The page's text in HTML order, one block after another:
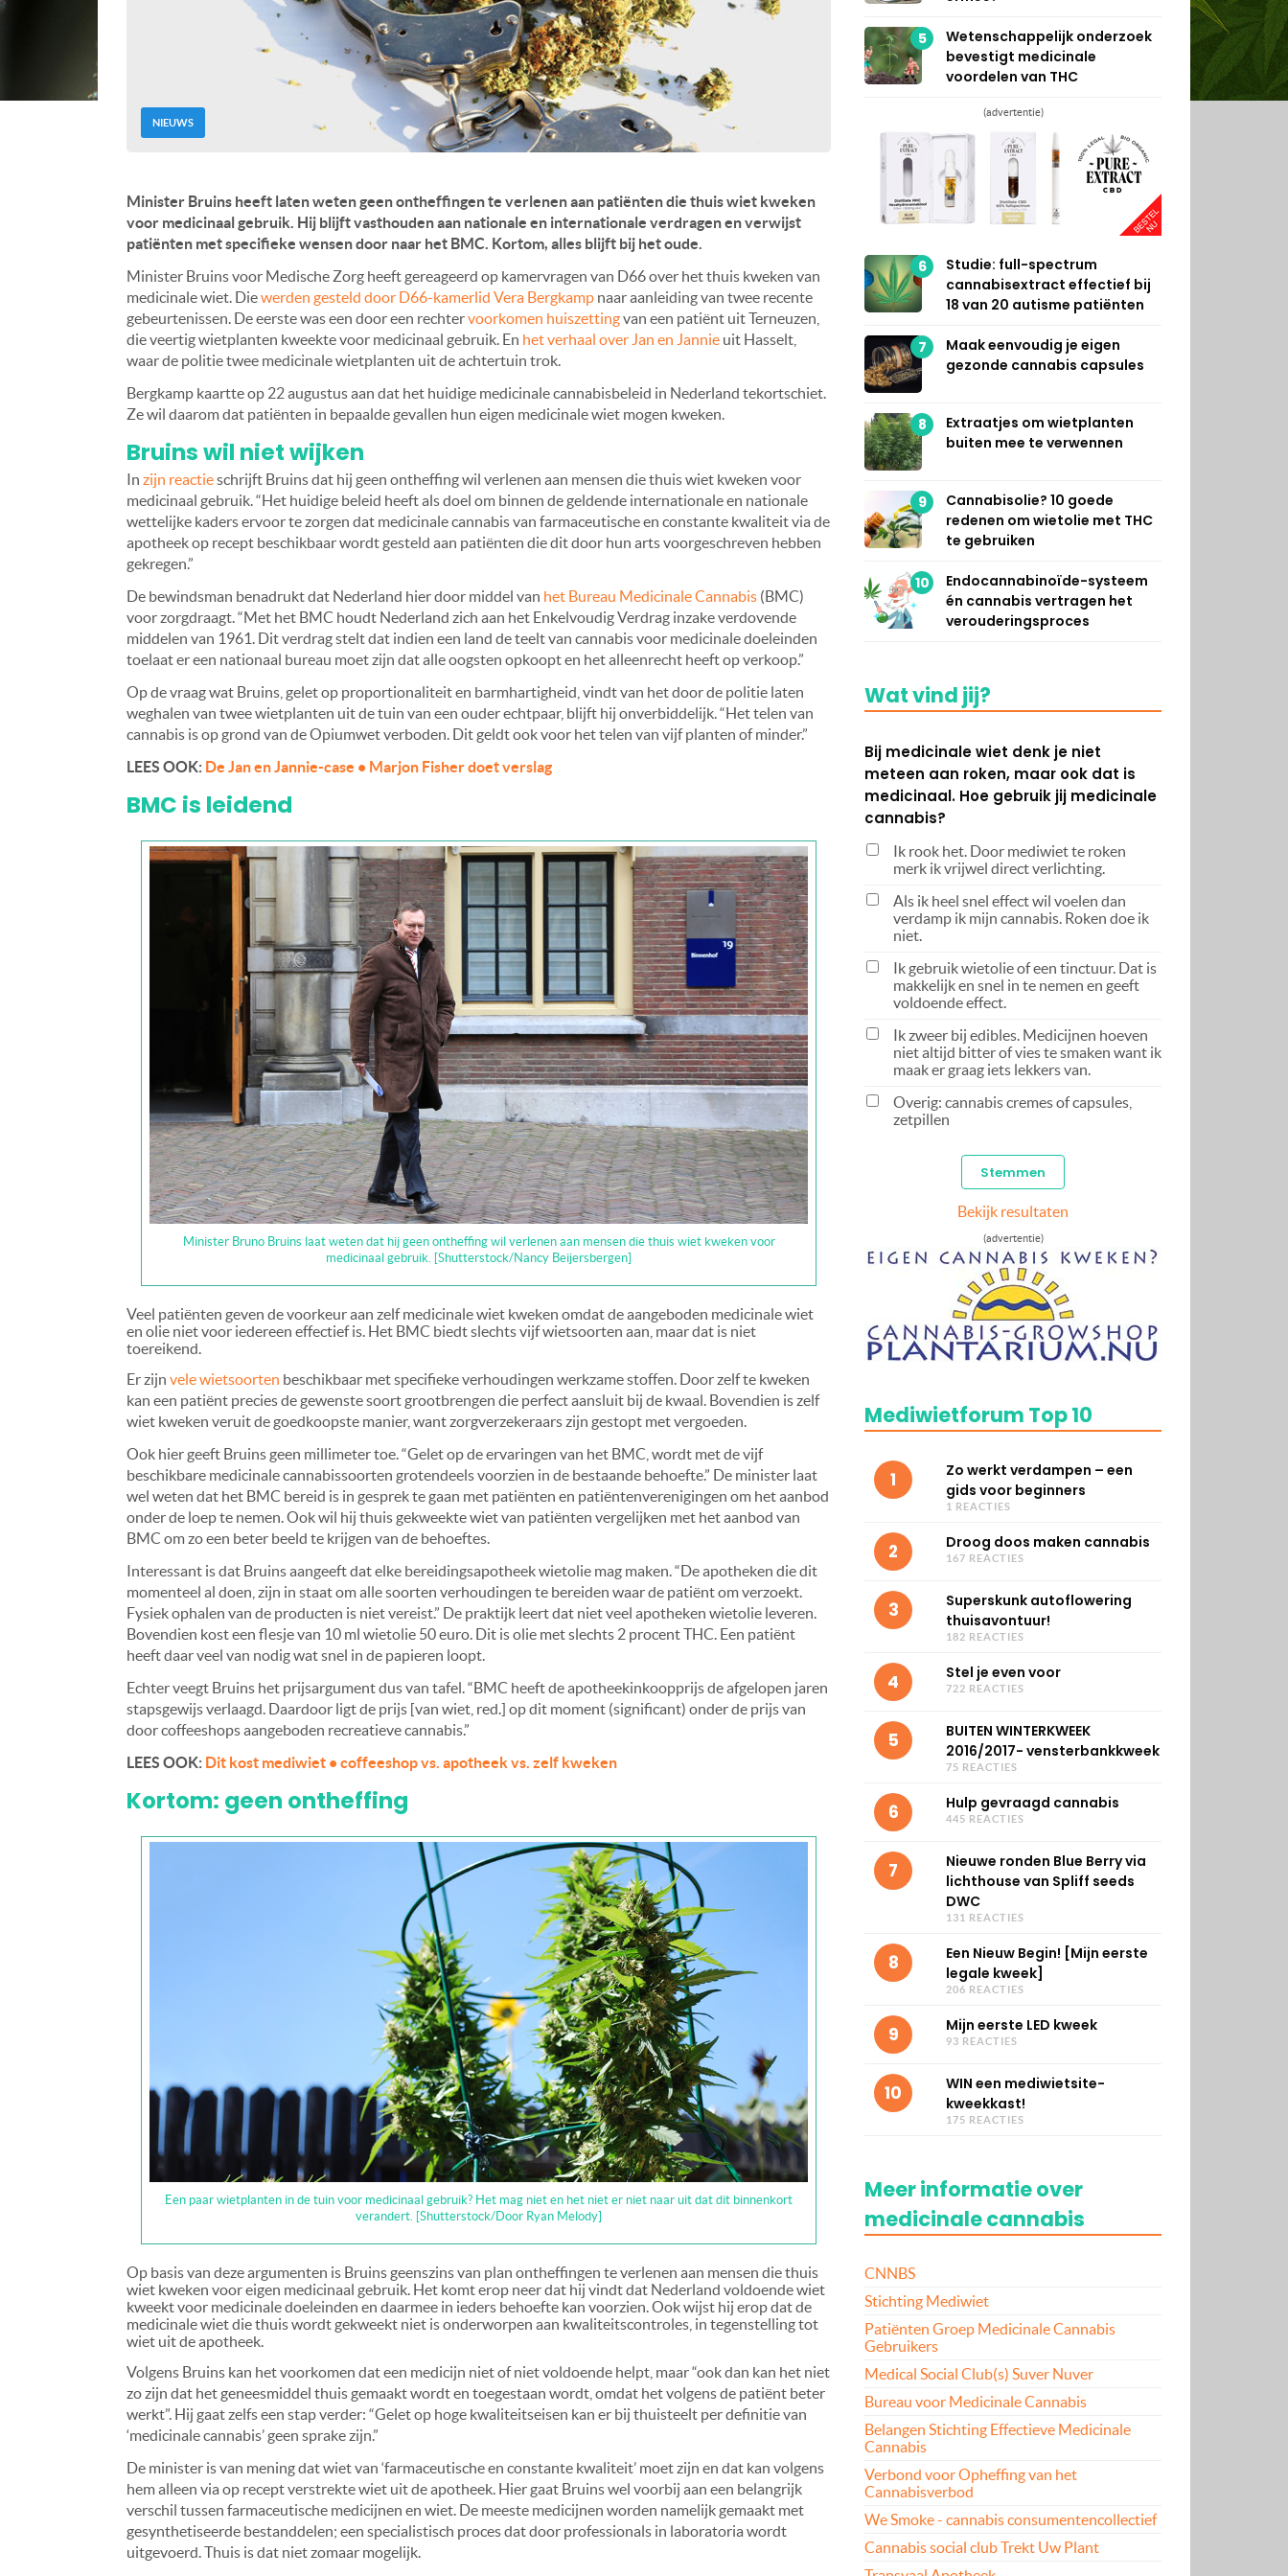
NIEUWS
Minister Bruins heeft laten weten geen ontheffingen te verlenen aan patiënten die thuis wiet kweken
voor medicinaal gebruik. Hij blijft vasthouden aan nationale en internationale verdragen en verwijst
patiënten met specifieke wensen door naar het BMC. Kortom, alles blijft bij het oude.
Minister Bruins voor Medische Zorg heeft gereageerd op kamervragen van D66 over het thuis kweken van
medicinale wiet. Diewerden gesteld door D66-kamerlid Vera Bergkamp naar aanleiding van twee recente
gebeurtenissen. De eerste was een door een rechtervoorkomen huiszettingvan een patiënt uit Terneuzen,
die veertig wietplanten kweekte voor medicinaal gebruik. En het verhaal over Jan en Jannie uit Hasselt,
waar de politie twee medicinale wietplanten uit de achtertuin trok.
Bergkamp kaartte op 22 augustus aan dat het huidige medicinale cannabisbeleid in Nederland tekortschiet.
Ze wil daarom dat patiënten in bepaalde gevallen hun eigen medicinale wiet mogen kweken.
Bruins wil niet wijken
In zijn reactieschrijft Bruins dat hij geen ontheffing wil verlenen aan mensen die thuis wiet kweken voor
medicinaal gebruik. “Het huidige beleid heeft als doel om binnen de geldende internationale en nationale
wettelijke kaders ervoor te zorgen dat medicinale cannabis van farmaceutische en constante kwaliteit via de
apotheek op recept beschikbaar wordt gesteld aan patiënten die dit door hun arts voorgeschreven hebben
gekregen.”
De bewindsman benadrukt dat Nederland hier door middel van het Bureau Medicinale Cannabis (BMC)
voor zorgdraagt. “Met het BMC houdt Nederland zich aan het Enkelvoudig Verdrag inzake verdovende
middelen van 1961. Dit verdrag stelt dat indien een land de teelt van cannabis voor medicinale doeleinden
toelaat er een nationaal bureau moet zijn dat alle oogsten opkoopt en het alleenrecht heeft op verkoop.”
Op de vraag wat Bruins, gelet op proportionaliteit en barmhartigheid, vindt van het door de politie laten
weghalen van twee wietplanten uit de tuin van een ouder echtpaar, blijft hij onverbiddelijk. “Het telen van
cannabis is op grond van de Opiumwet verboden. Dit geldt ook voor het telen van vijf planten of minder.”
LEES OOK: De Jan en Jannie-case • Marjon Fisher doet verslag
BMC is leidend
Minister Bruno Bruins laat weten dat hij geen ontheffing wil verlenen aan mensen die thuis wiet kweken voor
medicinaal gebruik. [Shutterstock/Nancy Beijersbergen]
Veel patiënten geven de voorkeur aan zelf medicinale wiet kweken omdat de aangeboden medicinale wiet
en olie niet voor iedereen effectief is. Het BMC biedt slechts vijf wietsoorten aan, maar dat is niet
toereikend.
Er zijn vele wietsoorten beschikbaar met specifieke verhoudingen werkzame stoffen. Door zelf te kweken
kan een patiënt precies de gewenste soort grootbrengen die perfect aansluit bij de kwaal. Bovendien is zelf
wiet kweken veruit de goedkoopste manier, want zorgverzekeraars zijn gestopt met vergoeden.
Ook hier geeft Bruins geen millimeter toe. “Gelet op de ervaringen van het BMC, wordt met de vijf
beschikbare medicinale cannabissoorten grotendeels voorzien in de bestaande behoefte.” De minister laat
wel weten dat het BMC bereid is in gesprek te gaan met patiënten en patiëntenverenigingen om het aanbod
onder de loep te nemen. Ook wil hij thuis gekweekte wiet van patiënten vergelijken met het aanbod van
BMC om zo een beter beeld te krijgen van de behoeftes.
Interessant is dat Bruins aangeeft dat elke bereidingsapotheek wietolie mag maken. “De apotheken die dit
momenteel al doen, zijn in staat om alle soorten verhoudingen te bereiden waar de patiënt om verzoekt.
Fysiek ophalen van de producten is niet vereist.” De praktijk leert dat niet veel apotheken wietolie leveren.
Bovendien kost een flesje van 10 ml wietolie 50 euro. Dit is olie met slechts 2 procent THC. Een patiënt
heeft daar veel van nodig wat snel in de papieren loopt.
Echter veegt Bruins het prijsargument dus van tafel. “BMC heeft de apotheekinkoopprijs de afgelopen jaren
stapsgewijs verlaagd. Daardoor ligt de prijs [van wiet, red.] op dit moment (significant) onder de prijs van
door coffeeshops aangeboden recreatieve cannabis.”
LEES OOK: Dit kost mediwiet • coffeeshop vs. apotheek vs. zelf kweken
Kortom: geen ontheffing
Een paar wietplanten in de tuin voor medicinaal gebruik? Het mag niet en het niet er niet naar uit dat dit binnenkort
verandert. [Shutterstock/Door Ryan Melody]
Op basis van deze argumenten is Bruins geenszins van plan ontheffingen te verlenen aan mensen die thuis
wiet kweken voor eigen medicinaal gebruik. Het komt erop neer dat hij vindt dat Nederland voldoende wiet
kweekt voor medicinale doeleinden en daarmee in ieders behoefte kan voorzien. Ook wijst hij erop dat de
medicinale wiet die thuis wordt gekweekt niet is onderworpen aan kwaliteitscontroles, in tegenstelling tot
wiet uit de apotheek.
Volgens Bruins kan het voorkomen dat een medicijn niet of niet voldoende helpt, maar “ook dan kan het niet
zo zijn dat het geneesmiddel thuis gemaakt wordt en toegestaan wordt, omdat het volgens de patiënt beter
werkt”. Hij gaat zelfs een stap verder: “Gelet op hoge kwaliteitseisen kan er bij thuisteelt per definitie van
‘medicinale cannabis’ geen sprake zijn.”
De minister is van mening dat wiet van ‘farmaceutische en constante kwaliteit’ moet zijn en dat kan volgens
hem alleen via op recept verstrekte wiet uit de apotheek. Hier gaat Bruins wel voorbij aan een belangrijk
verschil tussen farmaceutische medicijnen en wiet. De meeste medicijnen worden namelijk gemaakt met
gesynthetiseerde bestanddelen; een specialistisch proces dat door professionals in laboratoria wordt
uitgevoerd. Thuis is dat niet zomaar mogelijk.
5
Wetenschappelijk onderzoek
bevestigt medicinale
voordelen van THC
(advertentie)
6
Studie: full-spectrum
cannabisextract effectief bij
18 van 20 autisme patiënten
7
Maak eenvoudig je eigen
gezonde cannabis capsules
8
Extraatjes om wietplanten
buiten mee te verwennen
9
Cannabisolie? 10 goede
redenen om wietolie met THC
te gebruiken
10
Endocannabinoïde-systeem
én cannabis vertragen het
verouderingsproces
Wat vind jij?
Bij medicinale wiet denk je niet
meteen aan roken, maar ook dat is
medicinaal. Hoe gebruik jij medicinale
cannabis?
Ik rook het. Door mediwiet te roken
merk ik vrijwel direct verlichting.
Als ik heel snel effect wil voelen dan
verdamp ik mijn cannabis. Roken doe ik
niet.
Ik gebruik wietolie of een tinctuur. Dat is
makkelijk en snel in te nemen en geeft
voldoende effect.
Ik zweer bij edibles. Medicijnen hoeven
niet altijd bitter of vies te smaken want ik
maak er graag iets lekkers van.
Overig: cannabis cremes of capsules,
zetpillen
Bekijk resultaten
(advertentie)
Mediwietforum Top 10
1
Zo werkt verdampen – een
gids voor beginners
1 REACTIES
2 Droog doos maken cannabis
167 REACTIES
3
Superskunk autoflowering
thuisavontuur!
182 REACTIES
4 Stel je even voor
722 REACTIES
5
BUITEN WINTERKWEEK
2016/2017- vensterbankkweek
75 REACTIES
6 Hulp gevraagd cannabis
445 REACTIES
7
Nieuwe ronden Blue Berry via
lichthouse van Spliff seeds
DWC
131 REACTIES
8
Een Nieuw Begin! [Mijn eerste
legale kweek]
206 REACTIES
9 Mijn eerste LED kweek
93 REACTIES
10
WIN een mediwietsite-
kweekkast!
175 REACTIES
Meer informatie over
medicinale cannabis
CNNBS
Stichting Mediwiet
Patiënten Groep Medicinale Cannabis
Gebruikers
Medical Social Club(s) Suver Nuver
Bureau voor Medicinale Cannabis
Belangen Stichting Effectieve Medicinale
Cannabis
Verbond voor Opheffing van het
Cannabisverbod
We Smoke - cannabis consumentencollectief
Cannabis social club Trekt Uw Plant